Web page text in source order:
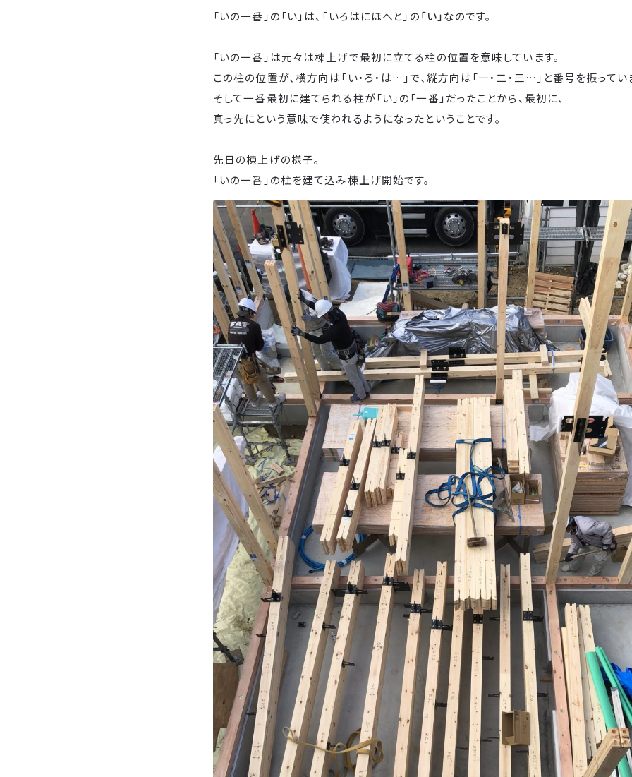
「いの一番」の「い」は、「いろはにほへと」の「い」なのです。
「いの一番」は元々は棟上げで最初に立てる柱の位置を意味しています。
この柱の位置が、横方向は「い・ろ・は…」で、縦方向は「一・二・三…」と番号を振ってい
そして一番最初に建てられる柱が「い」の「一番」だったことから、最初に、
真っ先にという意味で使われるようになったということです。
先日の棟上げの様子。
「いの一番」の柱を建て込み棟上げ開始です。